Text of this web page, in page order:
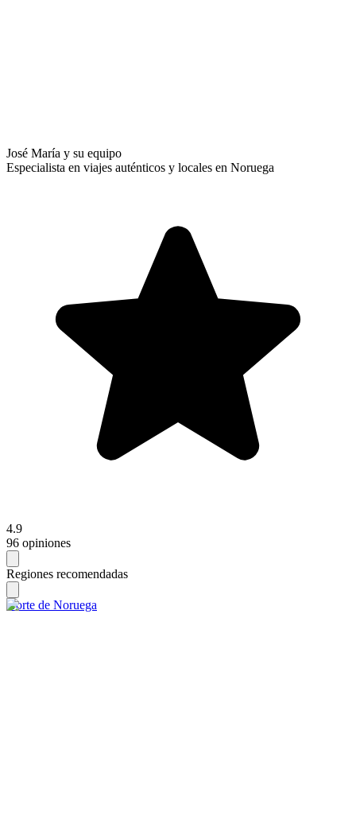
José María y su equipo
Especialista en viajes auténticos y locales en Noruega
4.9
96 opiniones
Regiones recomendadas
Norte de Noruega